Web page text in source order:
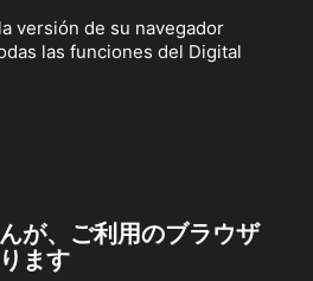
versión de su navegador
las funciones del Digital
が、ご利用のブラウザ
ます